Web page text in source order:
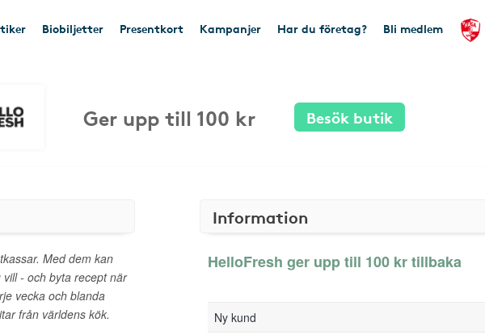
Biobiljetter Presentkort Kampanjer Har du företag? Bli medlem
Ger upp till 100 kr Besök butik
Med dem kan
- och byta recept när
vecka och blanda
från världens kök.
Information
HelloFresh ger upp till 100 kr tillbaka
Ny kund